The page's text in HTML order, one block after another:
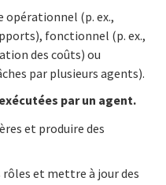
opérationnel (p. ex.,
fonctionnel (p. ex.,
des coûts) ou
par plusieurs agents).
par un agent.
et produire des
rôles et mettre à jour des